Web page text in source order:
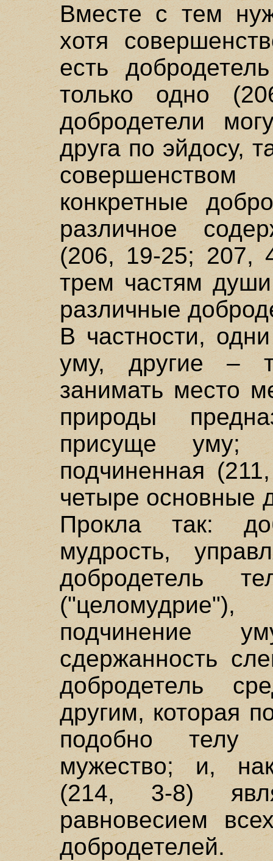
Вместе с тем
хотя
есть
только одно
добродетели
друга по эйдосу,
конкретные
различное
(206, 19-25; 207,
трем частям души
различные
В частности, одни
уму, другие –
занимать место
природы
присуще
подчиненная
четыре основные
Прокла так:
мудрость,
добродетель
подчинение
сдержанность
добродетель
другим, которая
подобно телу
мужество; и,
(214, 3-8)
равновесием
добродетелей.